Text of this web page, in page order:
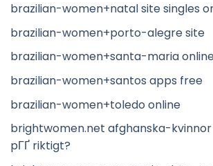
brazilian-women+natal site singles
brazilian-women+porto-alegre site
brazilian-women+santa-maria
brazilian-women+santos apps free
brazilian-women+toledo online
brightwomen.net afghanska-
pГҐ riktigt?